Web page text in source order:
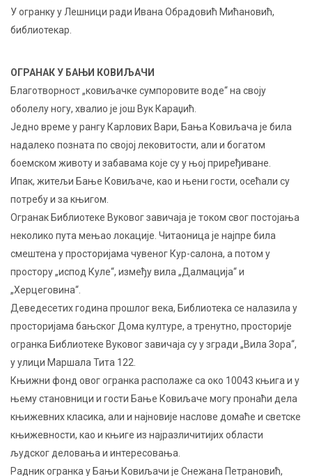
У огранку у Лешници ради Ивана Обрадовић Мићановић,
библиотекар.
ОГРАНАК У БАЊИ КОВИЉАЧИ
Благотворност „ковиљачке сумпоровите воде“ на своју
оболелу ногу, хвалио је још Вук Караџић.
Једно време у рангу Карлових Вари, Бања Ковиљача је била
надалеко позната по својој лековитости, али и богатом
боемском животу и забавама које су у њој приређиване.
Ипак, житељи Бање Ковиљаче, као и њени гости, осећали су
потребу и за књигом.
Огранак Библиотеке Вуковог завичаја је током свог постојања
неколико пута мењао локације. Читаоница је најпре била
смештена у просторијама чувеног Кур-салона, а потом у
простору „испод Куле“, између вила „Далмација“ и
„Херцеговина“.
Деведесетих година прошлог века, Библиотека се налазила у
просторијама бањског Дома културе, а тренутно, просторије
огранка Библиотеке Вуковог завичаја су у згради „Вила Зора“,
у улици Маршала Тита 122.
Књижни фонд овог огранка располаже са око 10043 књига и у
њему становници и гости Бање Ковиљаче могу пронаћи дела
књижевних класика, али и најновије наслове домаће и светске
књижевности, као и књиге из најразличитијих области
људског деловања и интересовања.
Радник огранка у Бањи Ковиљачи је Снежана Петрановић,